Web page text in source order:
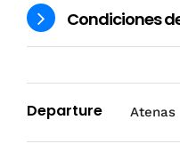
Condiciones
Departure Atenas